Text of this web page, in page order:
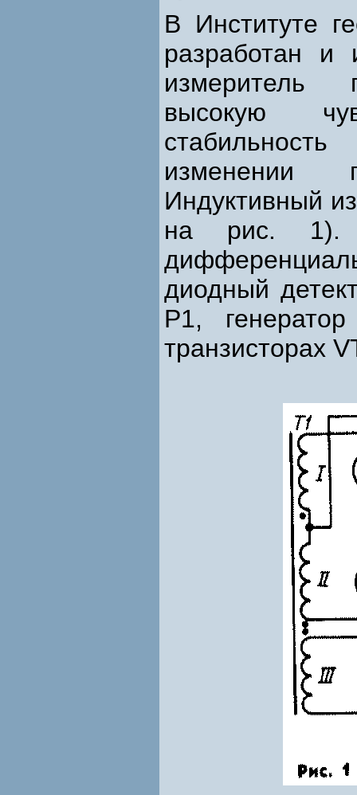
В Институте
разработан и
измеритель
высокую
изменении
Индуктивный
на рис. 1).
диодный
Р1,
транзисторах